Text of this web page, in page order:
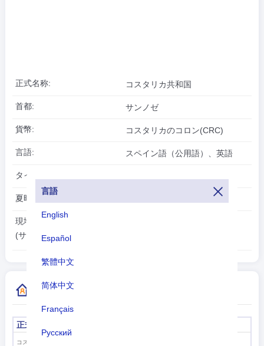
言語
English
Español
繁體中文
简体中文
Français
Русский
正式名称: コスタリカ共和国
首都: サンノゼ
貨幣: コスタリカのコロン(CRC)
言語: スペイン語（公用語）、英語
タイムゾーン:
夏時間:
現地時間:
(サンノゼ)
国コードの詳細情報
正式名称
コスタリカ共和国